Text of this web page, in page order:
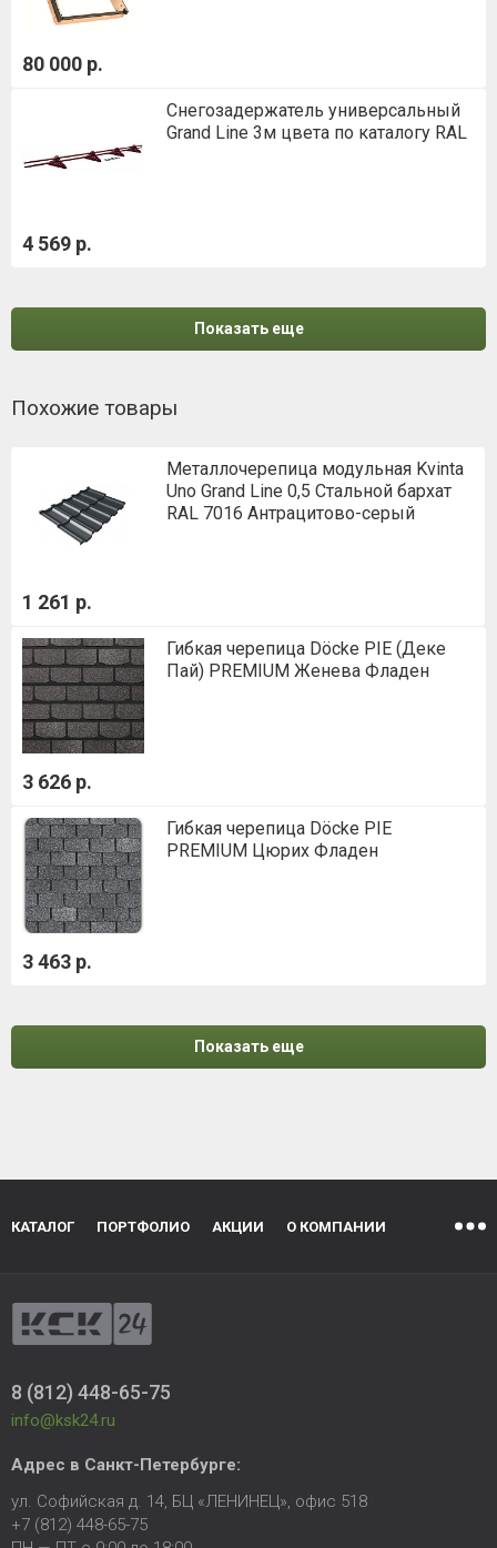
80 000 р.
Снегозадержатель универсальный
Grand Line 3м цвета по каталогу RAL
4 569 р.
Показать еще
Похожие товары
Металлочерепица модульная Kvinta
Uno Grand Line 0,5 Стальной бархат
RAL 7016 Антрацитово-серый
1 261 р.
Гибкая черепица Döcke PIE (Деке
Пай) PREMIUM Женева Фладен
3 626 р.
Гибкая черепица Döcke PIE
PREMIUM Цюрих Фладен
3 463 р.
Показать еще
КАТАЛОГ ПОРТФОЛИО АКЦИИ О КОМПАНИИ
8 (812) 448-65-75
info@ksk24.ru
Адрес в Санкт-Петербурге:
ул. Софийская д. 14, БЦ «ЛЕНИНЕЦ», офис 518
+7 (812) 448-65-75